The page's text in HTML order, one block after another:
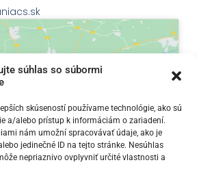
súhlas so súbormi
skúseností používame technológie, ako sú
a/alebo prístup k informáciám o zariadení.
nám umožní spracovávať údaje, ako je
jedinečné ID na tejto stránke. Nesúhlas
nepriaznivo ovplyvniť určité vlastnosti a
marketingové soubory
a povolte tento obsah